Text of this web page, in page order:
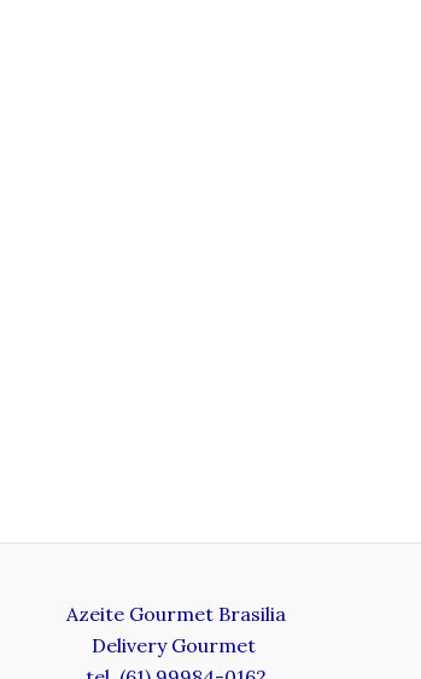
Azeite Gourmet Brasilia
Delivery Gourmet